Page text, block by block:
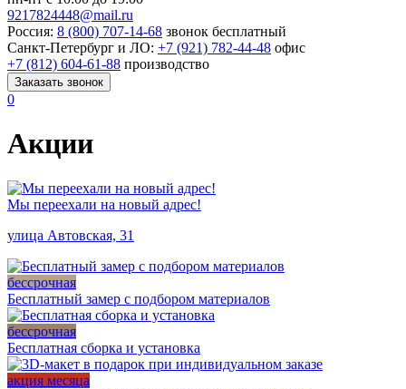
9217824448@mail.ru
Россия: 8 (800) 707-14-68 звонок бесплатный
Санкт-Петербург и ЛО: +7 (921) 782-44-48 офис
+7 (812) 604-61-88 производство
Заказать звонок
0
Акции
Мы переехали на новый адрес!
улица Автовская, 31
бессрочная
Бесплатный замер с подбором материалов
бессрочная
Бесплатная сборка и установка
акция месяца